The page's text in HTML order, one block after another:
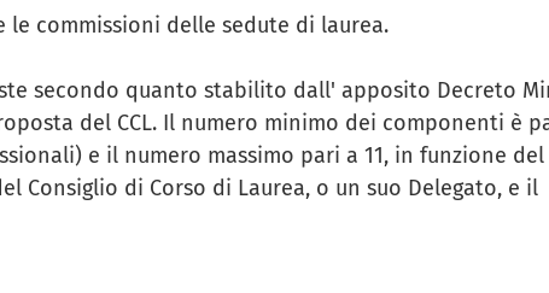
commissioni delle sedute di laurea.
secondo quanto stabilito dall' apposito Decreto
del CCL. Il numero minimo dei componenti è
e il numero massimo pari a 11, in funzione
di Corso di Laurea, o un suo Delegato, e il